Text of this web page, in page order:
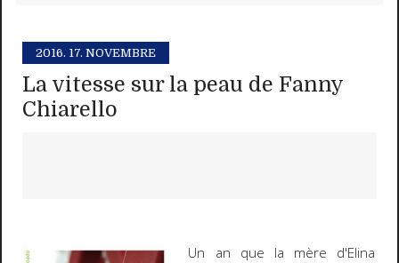
2016. 17. NOVEMBRE
La vitesse sur la peau de Fanny
Chiarello
Un an que la mère d'Elina